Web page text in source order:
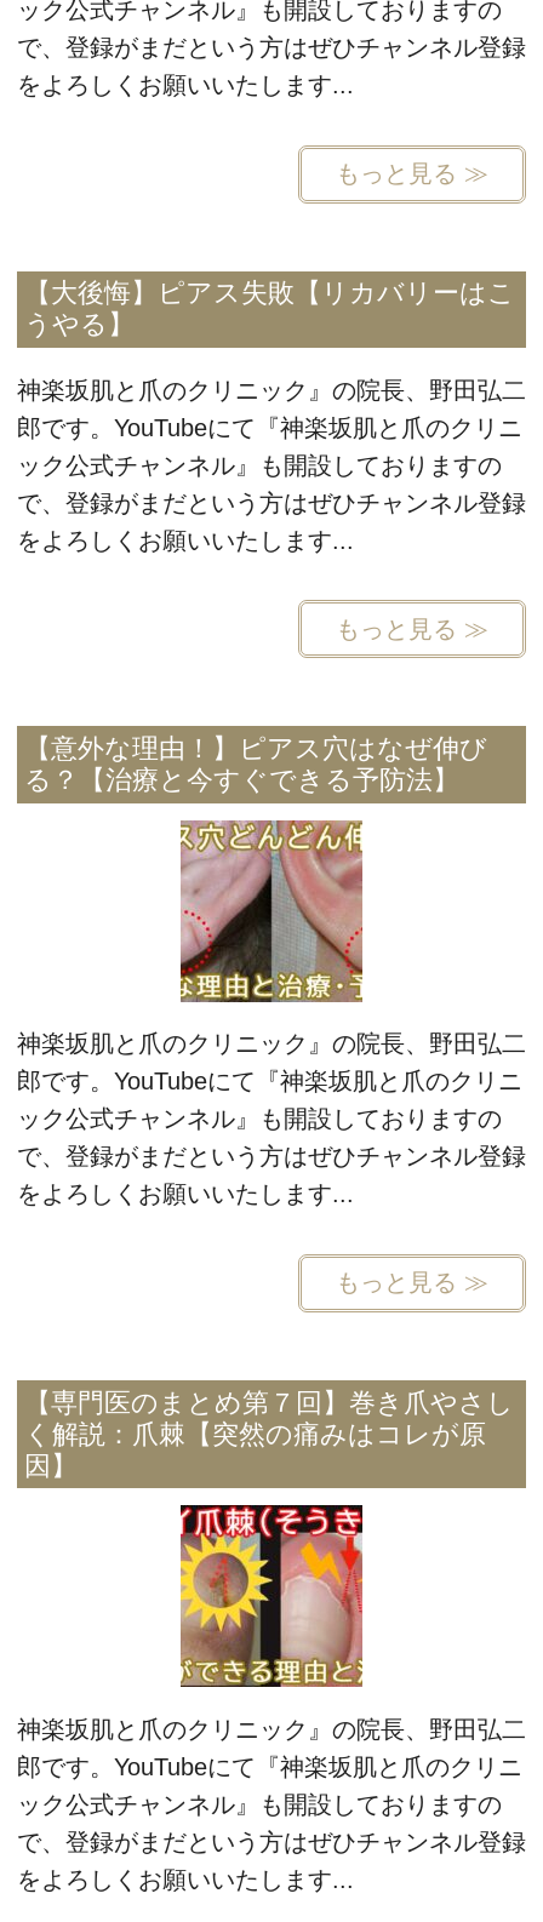
ック公式チャンネル』も開設しておりますの
で、登録がまだという方はぜひチャンネル登録
をよろしくお願いいたします...
もっと見る ≫
【大後悔】ピアス失敗【リカバリーはこ
うやる】
神楽坂肌と爪のクリニック』の院長、野田弘二
郎です。YouTubeにて『神楽坂肌と爪のクリニ
ック公式チャンネル』も開設しておりますの
で、登録がまだという方はぜひチャンネル登録
をよろしくお願いいたします...
もっと見る ≫
【意外な理由！】ピアス穴はなぜ伸び
る？【治療と今すぐできる予防法】
神楽坂肌と爪のクリニック』の院長、野田弘二
郎です。YouTubeにて『神楽坂肌と爪のクリニ
ック公式チャンネル』も開設しておりますの
で、登録がまだという方はぜひチャンネル登録
をよろしくお願いいたします...
もっと見る ≫
【専門医のまとめ第７回】巻き爪やさし
く解説：爪棘【突然の痛みはコレが原
因】
神楽坂肌と爪のクリニック』の院長、野田弘二
郎です。YouTubeにて『神楽坂肌と爪のクリニ
ック公式チャンネル』も開設しておりますの
で、登録がまだという方はぜひチャンネル登録
をよろしくお願いいたします...